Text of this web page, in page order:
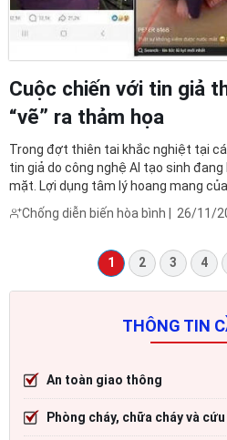
Cuộc chiến với tin giả
“vẽ” ra thảm họa
Trong đợt thiên tai khắc nghiệt tại
tin giả do công nghệ AI tạo sinh
mặt. Lợi dụng tâm lý hoang mang
dùng AI để dựng nên hình ảnh ngập
bị thương với mức độ nghiêm trọng ...
Chống diễn biến hòa bình 26/11/
1 2 3 4
THÔNG TIN
An toàn giao thông
Phòng cháy, chữa cháy và